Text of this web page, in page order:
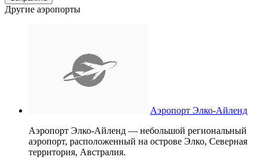
Другие аэропорты
Аэропорт Элко-Айленд
Аэропорт Элко-Айленд — небольшой региональный
аэропорт, расположенный на острове Элко, Северная
территория, Австралия.